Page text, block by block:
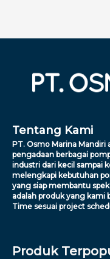
Tentang Kami
PT. Osmo Marina Mandiri
pengadaan berbagai
industri dari kecil sampai
melengkapi kebutuhan
yang siap membantu
adalah produk yang kami
Time sesuai project
Produk